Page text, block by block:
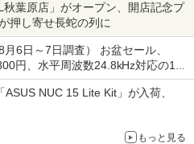
葉原店」がオープン、開店記念プ
押し寄せ長蛇の列に
6日～7日調査） お盆セール、
円、水平周波数24.8kHz対応の17
数連動セール ほか
NUC 15 Lite Kit」が入荷、
もっと見る